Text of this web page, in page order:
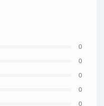
0
0
0
0
0